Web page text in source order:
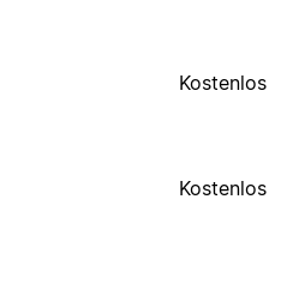
Kostenlos
Kostenlos